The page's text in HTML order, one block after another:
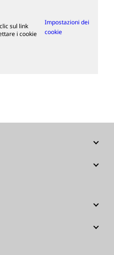
sul link
i cookie
Impostazioni dei
cookie